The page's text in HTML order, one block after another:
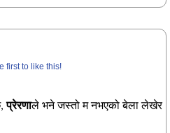
first to like this!
प्रेरणाले भने जस्तो म नभएको बेला लेखेर